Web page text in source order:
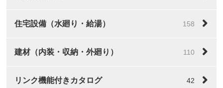
住宅設備（水廻り・給湯） 158
建材（内装・収納・外廻り） 110
リンク機能付きカタログ 42